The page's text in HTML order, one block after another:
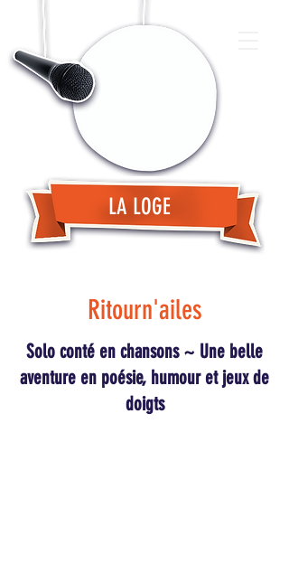
LA LOGE
Ritourn'ailes
Solo conté en chansons ~ Une belle
aventure en poésie, humour et jeux de
doigts